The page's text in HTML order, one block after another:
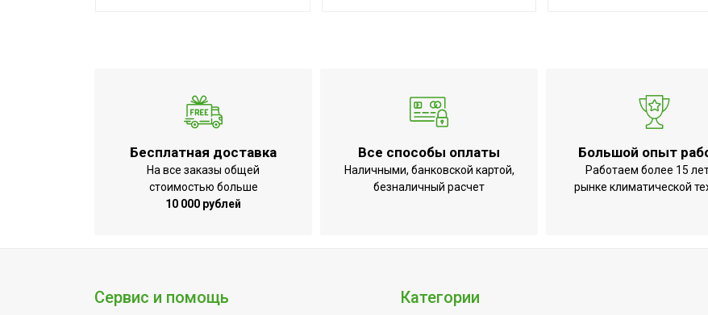
Мин. давление в
водопроводе
Батарейки
Глубина товара
Ширина товара
Бесплатная доставка
На все заказы общей
стоимостью больше
10 000 рублей
Все способы оплаты
Наличными, банковской картой,
безналичный расчет
Большой опыт
Работаем более 15
рынке климатической
Сервис и помощь Категории